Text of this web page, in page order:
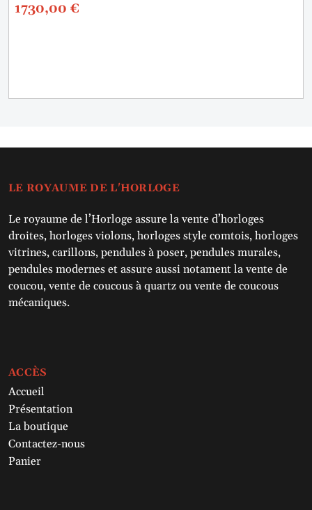
1730,00 €
LE ROYAUME DE L'HORLOGE
Le royaume de l’Horloge assure la vente d’horloges
droites, horloges violons, horloges style comtois, horloges
vitrines, carillons, pendules à poser, pendules murales,
pendules modernes et assure aussi notament la vente de
coucou, vente de coucous à quartz ou vente de coucous
mécaniques.
ACCÈS
Accueil
Présentation
La boutique
Contactez-nous
Panier